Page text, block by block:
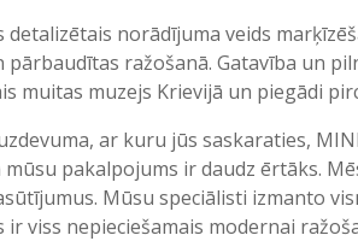
detalizētais norādījuma veids
pārbaudītas ražošanā. Gatavība un
muitas muzejs Krievijā un piegādi
ar kuru jūs saskaraties,
pakalpojums ir daudz ērtāks.
Mūsu speciālisti izmanto
ir viss nepieciešamais modernai